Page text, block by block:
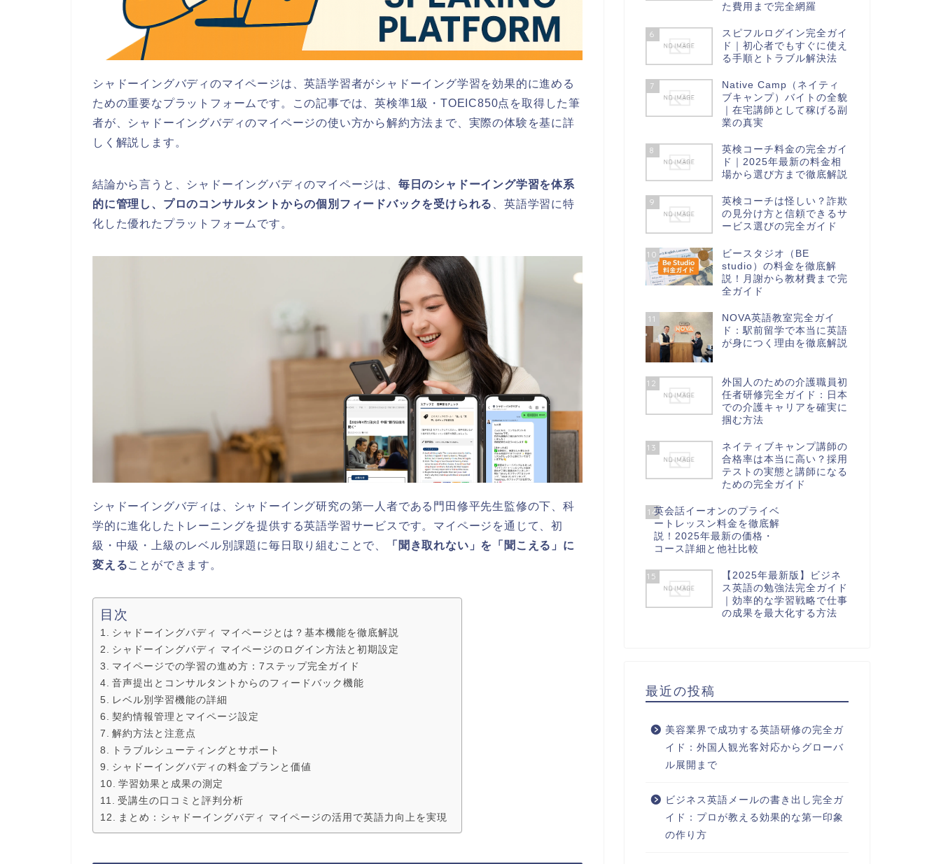
シャドーイングバディのマイページは、英語学習者がシャドーイング学習を効果的に進める
ための重要なプラットフォームです。この記事では、英検準1級・TOEIC850点を取得した筆
者が、シャドーイングバディのマイページの使い方から解約方法まで、実際の体験を基に詳
しく解説します。
結論から言うと、シャドーイングバディのマイページは、 毎日のシャドーイング学習を体系
的に管理し、プロのコンサルタントからの個別フィードバックを受けられる
、英語学習に特
化した優れたプラットフォームです。
シャドーイングバディは、シャドーイング研究の第一人者である門田修平先生監修の下、科
学的に進化したトレーニングを提供する英語学習サービスです。マイページを通じて、初
級・中級・上級のレベル別課題に毎日取り組むことで、
「聞き取れない」を「聞こえる」に
変えることができます。
目次
シャドーイングバディ マイページとは？基本機能を徹底解説
シャドーイングバディ マイページのログイン方法と初期設定
マイページでの学習の進め方：7ステップ完全ガイド
音声提出とコンサルタントからのフィードバック機能
レベル別学習機能の詳細
契約情報管理とマイページ設定
解約方法と注意点
トラブルシューティングとサポート
シャドーイングバディの料金プランと価値
学習効果と成果の測定
受講生の口コミと評判分析
まとめ：シャドーイングバディ マイページの活用で英語力向上を実現
た費用まで完全網羅
6
スピフルログイン完全ガイ
ド｜初心者でもすぐに使え
る手順とトラブル解決法
7
Native Camp（ネイティ
ブキャンプ）バイトの全貌
｜在宅講師として稼げる副
業の真実
8
英検コーチ料金の完全ガイ
ド｜2025年最新の料金相
場から選び方まで徹底解説
9
英検コーチは怪しい？詐欺
の見分け方と信頼できるサ
ービス選びの完全ガイド
10
ビースタジオ（BE
studio）の料金を徹底解
説！月謝から教材費まで完
全ガイド
11
NOVA英語教室完全ガイ
ド：駅前留学で本当に英語
が身につく理由を徹底解説
12
外国人のための介護職員初
任者研修完全ガイド：日本
での介護キャリアを確実に
掴む方法
13
ネイティブキャンプ講師の
合格率は本当に高い？採用
テストの実態と講師になる
ための完全ガイド
14英会話イーオンのプライベ
ートレッスン料金を徹底解
説！2025年最新の価格・
コース詳細と他社比較
15
【2025年最新版】ビジネ
ス英語の勉強法完全ガイド
｜効率的な学習戦略で仕事
の成果を最大化する方法
最近の投稿
美容業界で成功する英語研修の完全ガ
イド：外国人観光客対応からグローバ
ル展開まで
ビジネス英語メールの書き出し完全ガ
イド：プロが教える効果的な第一印象
の作り方